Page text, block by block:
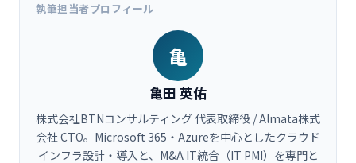
執筆担当者プロフィール
亀
亀田 英佑
株式会社BTNコンサルティング 代表取締役 / Almata株式
会社 CTO。Microsoft 365・Azureを中心としたクラウド
インフラ設計・導入と、M&A IT統合（IT PMI）を専門と